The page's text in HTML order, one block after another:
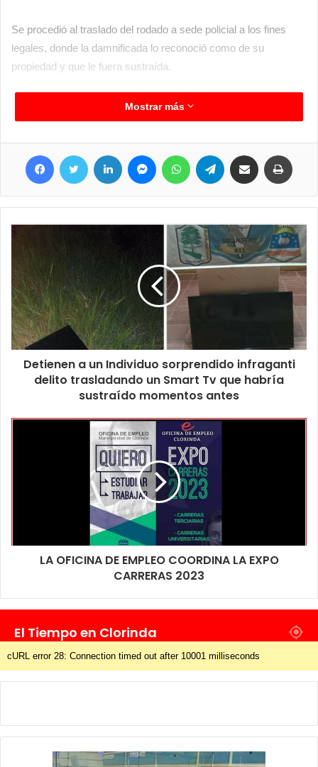
Se procedió al traslado del rodado a sede policial a los fines
legales, donde la damnificada lo reconoció como de su
propiedad y que le fuera sustraída.
En tanto la detenida, de 32 años, domiciliada en el Barrio
Nazareno de esta ciudad, fue notificada de la causa, siendo
disposición del Juzgado en turno.
Mostrar más
Facebook Twitter LinkedIn MessengerWhatsApp Telegram Compartir por correo electrónico
Detienen a un Individuo sorprendido infraganti
delito trasladando un Smart Tv que habría
sustraído momentos antes
LA OFICINA DE EMPLEO COORDINA LA EXPO
CARRERAS 2023
El Tiempo en Clorinda
cURL error 28: Connection timed out after 10001 milliseconds